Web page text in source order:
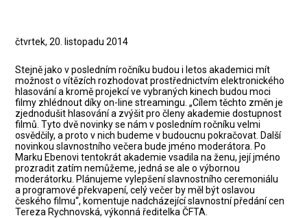
čtvrtek, 20. listopadu 2014
Stejně jako v posledním ročníku budou i letos akademici mít
možnost o vítězích rozhodovat prostřednictvím elektronického
hlasování a kromě projekcí ve vybraných kinech budou moci
filmy zhlédnout díky on-line streamingu. „Cílem těchto změn je
zjednodušit hlasování a zvýšit pro členy akademie dostupnost
filmů. Tyto dvě novinky se nám v posledním ročníku velmi
osvědčily, a proto v nich budeme v budoucnu pokračovat. Další
novinkou slavnostního večera bude jméno moderátora. Po
Marku Ebenovi tentokrát akademie vsadila na ženu, její jméno
prozradit zatím nemůžeme, jedná se ale o výbornou
moderátorku. Plánujeme vylepšení slavnostního ceremoniálu
a programové překvapení, celý večer by měl být oslavou
českého filmu“, komentuje nadcházející slavnostní předání cen
Tereza Rychnovská, výkonná ředitelka ČFTA.